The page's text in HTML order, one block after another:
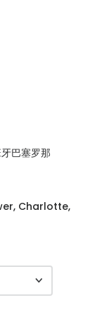
巴塞罗那
Charlotte,